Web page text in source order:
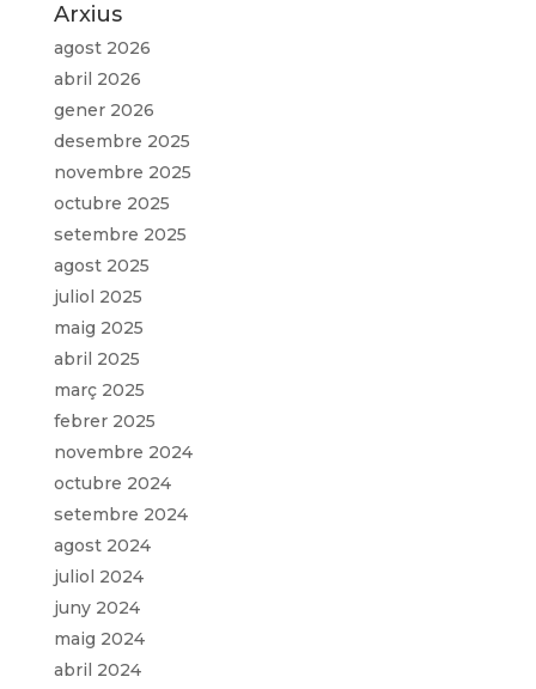
Arxius
agost 2026
abril 2026
gener 2026
desembre 2025
novembre 2025
octubre 2025
setembre 2025
agost 2025
juliol 2025
maig 2025
abril 2025
març 2025
febrer 2025
novembre 2024
octubre 2024
setembre 2024
agost 2024
juliol 2024
juny 2024
maig 2024
abril 2024